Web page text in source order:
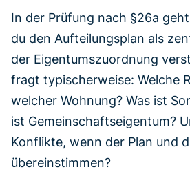
In der Prüfung nach §26a
du den Aufteilungsplan als
der Eigentumszuordnung
fragt typischerweise: Welche
welcher Wohnung? Was ist
ist Gemeinschaftseigentum?
Konflikte, wenn der Plan und
übereinstimmen?